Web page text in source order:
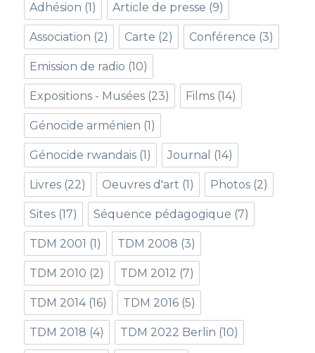
Adhésion (1) Article de presse (9)
Association (2) Carte (2) Conférence (3)
Emission de radio (10)
Expositions - Musées (23) Films (14)
Génocide arménien (1)
Génocide rwandais (1) Journal (14)
Livres (22) Oeuvres d'art (1) Photos (2)
Sites (17) Séquence pédagogique (7)
TDM 2001 (1) TDM 2008 (3)
TDM 2010 (2) TDM 2012 (7)
TDM 2014(16) TDM 2016 (5)
TDM 2018 (4) TDM 2022 Berlin (10)